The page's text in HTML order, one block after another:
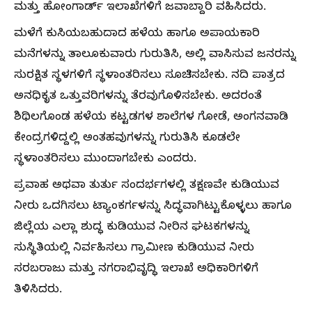
ಮತ್ತು ಹೋಂಗಾರ್ಡ್ ಇಲಾಖೆಗಳಿಗೆ ಜವಾಬ್ದಾರಿ ವಹಿಸಿದರು.
ಮಳೆಗೆ ಕುಸಿಯಬಹುದಾದ ಹಳೆಯ ಹಾಗೂ ಅಪಾಯಕಾರಿ
ಮನೆಗಳನ್ನು ತಾಲೂಕುವಾರು ಗುರುತಿಸಿ, ಅಲ್ಲಿ ವಾಸಿಸುವ ಜನರನ್ನು
ಸುರಕ್ಷಿತ ಸ್ಥಳಗಳಿಗೆ ಸ್ಥಳಾಂತರಿಸಲು ಸೂಚಿಸಬೇಕು. ನದಿ ಪಾತ್ರದ
ಅನಧಿಕೃತ ಒತ್ತುವರಿಗಳನ್ನು ತೆರವುಗೊಳಿಸಬೇಕು. ಅದರಂತೆ
ಶಿಥಿಲಗೊಂಡ ಹಳೆಯ ಕಟ್ಟಡಗಳ ಶಾಲೆಗಳ ಗೋಡೆ, ಅಂಗನವಾಡಿ
ಕೇಂದ್ರಗಳಿದ್ದಲ್ಲಿ ಅಂತಹವುಗಳನ್ನು ಗುರುತಿಸಿ ಕೂಡಲೇ
ಸ್ಥಳಾಂತರಿಸಲು ಮುಂದಾಗಬೇಕು ಎಂದರು.
ಪ್ರವಾಹ ಅಥವಾ ತುರ್ತು ಸಂದರ್ಭಗಳಲ್ಲಿ ತಕ್ಷಣವೇ ಕುಡಿಯುವ
ನೀರು ಒದಗಿಸಲು ಟ್ಯಾಂಕರ್ಗಳನ್ನು ಸಿದ್ಧವಾಗಿಟ್ಟುಕೊಳ್ಳಲು ಹಾಗೂ
ಜಿಲ್ಲೆಯ ಎಲ್ಲಾ ಶುದ್ಧ ಕುಡಿಯುವ ನೀರಿನ ಘಟಕಗಳನ್ನು
ಸುಸ್ಥಿತಿಯಲ್ಲಿ ನಿರ್ವಹಿಸಲು ಗ್ರಾಮೀಣ ಕುಡಿಯುವ ನೀರು
ಸರಬರಾಜು ಮತ್ತು ನಗರಾಭಿವೃದ್ಧಿ ಇಲಾಖೆ ಅಧಿಕಾರಿಗಳಿಗೆ
ತಿಳಿಸಿದರು.